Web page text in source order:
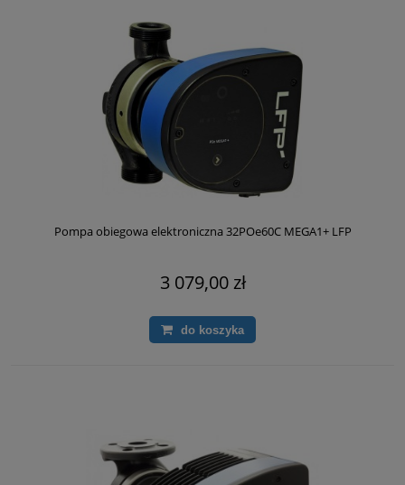
Pompa obiegowa elektroniczna 32POe60C MEGA1+ LFP
3 079,00 zł
do koszyka